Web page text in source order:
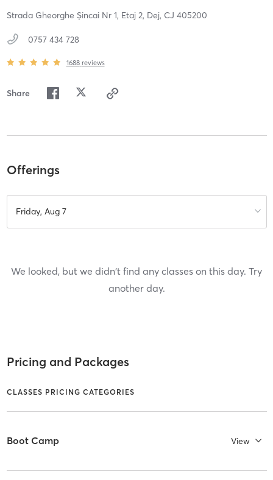
Strada Gheorghe Șincai Nr 1, Etaj 2, Dej, CJ 405200
0757 434 728
1688 reviews
Share
Offerings
Friday, Aug 7
We looked, but we didn't find any classes on this day. Try
another day.
Pricing and Packages
CLASSES PRICING CATEGORIES
Boot Camp View